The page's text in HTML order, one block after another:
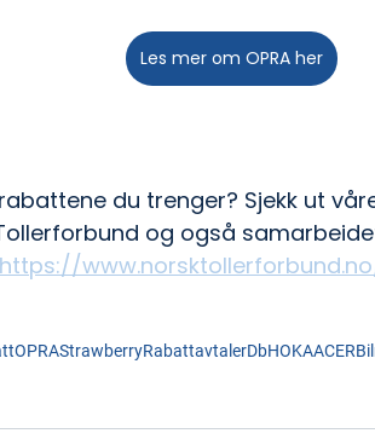
Les mer om OPRA her
du trenger? Sjekk ut
og også
https://
OPRAStrawberryRabattavtalerDbHOKAACER